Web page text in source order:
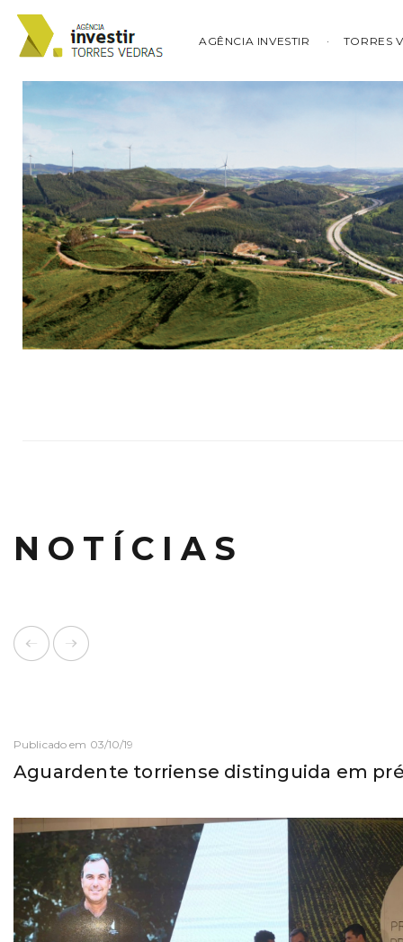
AGÊNCIA INVESTIR TORRES
NOTÍCIAS
Publicado em 03/10/19
Aguardente torriense distinguida em